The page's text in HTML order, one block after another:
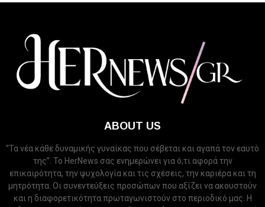
ABOUT US
“Τα νέα κάθε δυναμικής γυναίκας που σέβεται και αγαπά τον εαυτό
της”. Το HerNews σας ενημερώνει για ό,τι αφορά την
επικαιρότητα, την ψυχολογία και τις σχέσεις, την καριέρα και τη
μητρότητα. Οι συνεντεύξεις προσώπων που αξίζει να ακουστούν
και η διαφορετικότητα πρωταγωνιστούν στο περιοδικό μας. Η